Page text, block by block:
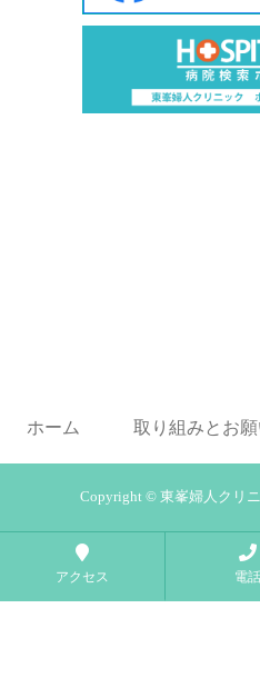
ホーム 取り組みとお願
Copyright ©️ 東峯婦人クリ
アクセス 電話